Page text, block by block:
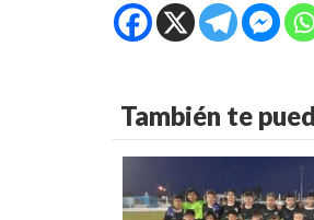
También te